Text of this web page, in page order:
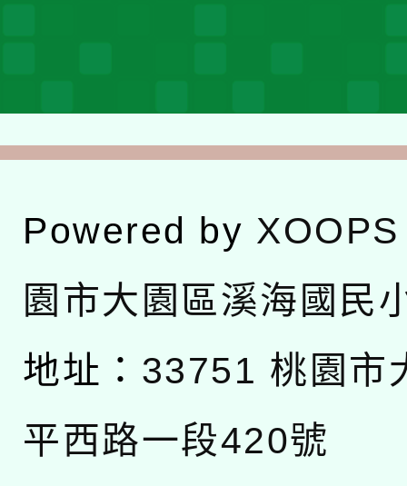
Powered by XOOPS
園市大園區溪海國民
地址： 33751 桃園市
平西路一段420號